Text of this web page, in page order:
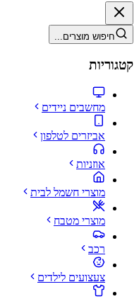
חיפוש מוצרים...
קטגוריות
מחשבים ניידים
אביזרים לטלפון
אוזניות
מוצרי חשמל לבית
מוצרי מטבח
רכב
צעצועים לילדים